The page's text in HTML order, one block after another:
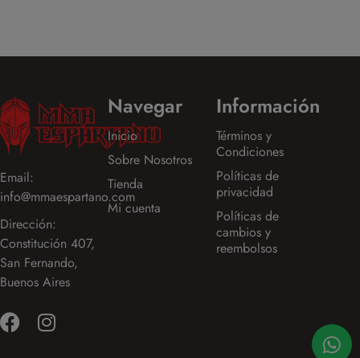
Email:
info@mmaespartano.com
Dirección:
Constitución 407,
San Fernando,
Buenos Aires
Navegar
Inicio
Sobre Nosotros
Tienda
Mi cuenta
Información
Términos y
Condiciones
Políticas de
privacidad
Políticas de
cambios y
reembolsos